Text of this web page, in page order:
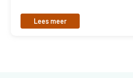
Lees meer